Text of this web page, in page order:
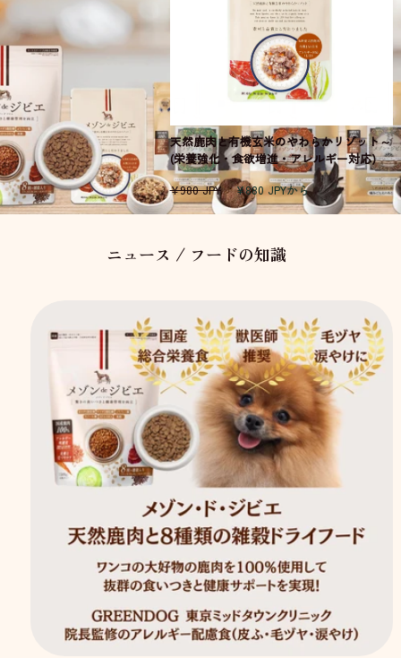
天然鹿肉と有機玄米のやわらかリゾット～
(栄養強化・食欲増進・アレルギー対応)
通
常
格
¥980 JPY
セ
ー
価
¥880 JPYから
ニュース / フードの知識